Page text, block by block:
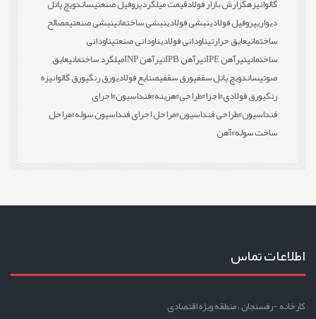
گالوانیزهگزارش بازار فولادقیمت میلگردپروفیل صنعتیساندویچ پانل
دیواریپروفیل فولادینبشی فولادینبشی ساختمانینبشی صنعتیمصالح
ساختمانیعایق حرارتیناودانی فولادیناودانی صنعتیناودانی
ساختمانیتیرآهن IPE تیرآهن IPB تیرآهن INP میلگرد ساختمانیعایق
صوتیساندویچ پانل سقفیورق سقفیصنایع فولادیورق رنگیورق گالوانیزه
رنگیورق فولادی#اجزا#طراحی#هزینه#فنداسیون#اجرای
فنداسیون#طراحی فنداسیون#مراحل اجرای فنداسیون سوله#مراحل
ساخت سوله#آهن
اطلاعات تماس
کارخانه -رفسنجان ، منطقه ویژه اقتصادی